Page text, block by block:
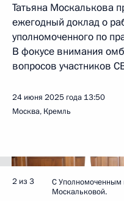
Татьяна Москалькова
ежегодный доклад о
уполномоченного по
В фокусе внимания
вопросов участников
24 июня 2025 года 13:50
Москва, Кремль
2 из 3
С Уполномоченным
Москальковой.